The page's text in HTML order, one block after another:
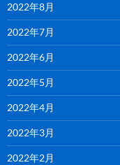
2022年8月
2022年7月
2022年6月
2022年5月
2022年4月
2022年3月
2022年2月